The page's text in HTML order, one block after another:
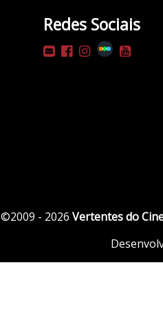
Redes Sociais
©2009 - 2026 Vertentes do